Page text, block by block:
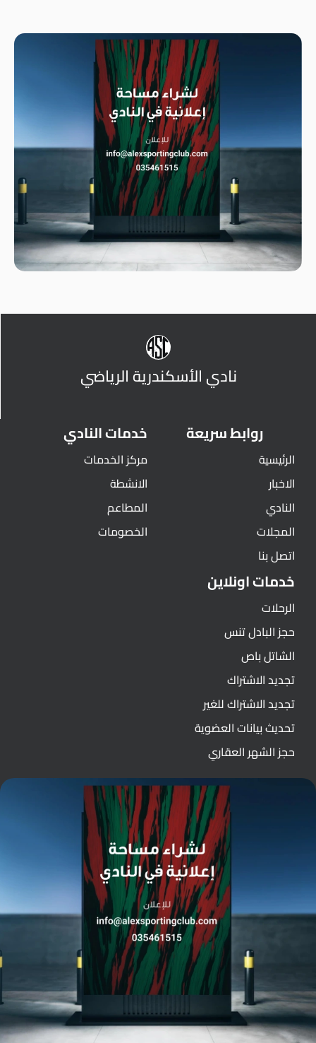
نادي الأسكندرية الرياضي
روابط سريعة
الرئيسية
الاخبار
النادي
المجلات
اتصل بنا
خدمات النادي
مركز الخدمات
الانشطة
المطاعم
الخصومات
خدمات اونلاين
الرحلات
حجز البادل تنس
الشاتل باص
تجديد الاشتراك
تجديد الاشتراك للغير
تحديث بيانات العضوية
حجز الشهر العقاري